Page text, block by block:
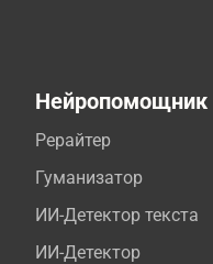
Нейропомощник
Рерайтер
Гуманизатор
ИИ-Детектор текста
ИИ-Детектор